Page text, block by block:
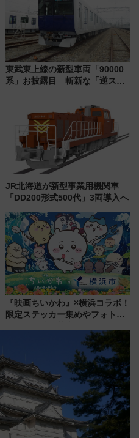
東武東上線の新型車両「90000
系」お披露目 斬新な「逆スラ
放的な車内空間に注目、デビュ
ーは9月
JR北海道が新型事業用機関車
「DD200形式500代」3両導入へ
『映画ちいかわ』×横浜コラボ！
限定ステッカー集めやフォトス
いを満喫しよう（花火鑑賞会応